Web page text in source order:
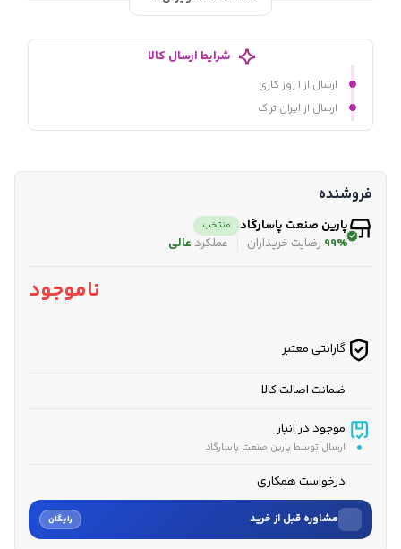
شرایط ارسال کالا
ارسال از ۱ روز کاری
ارسال از ایران تراک
فروشنده
پارین صنعت پاسارگاد منتخب
99% رضایت خریداران عملکرد عالی
ناموجود
گارانتی معتبر
ضمانت اصالت کالا
موجود در انبار
ارسال توسط پارین صنعت پاسارگاد
درخواست همکاری
مشاوره قبل از خرید رایگان